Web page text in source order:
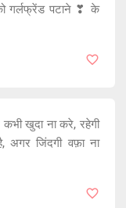
गर्लफ्रेंड पटाने ❣ के
खुदा ना करे, रहेगी
अगर जिंदगी वफ़ा ना